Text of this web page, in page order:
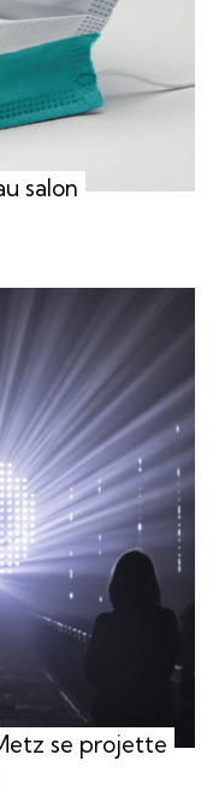
salon
se projette